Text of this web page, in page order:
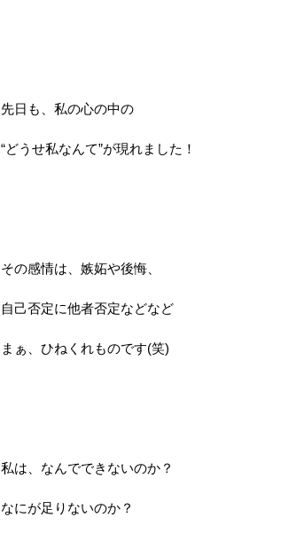
先日も、私の心の中の
“どうせ私なんて”が現れました！
その感情は、嫉妬や後悔、
自己否定に他者否定などなど
まぁ、ひねくれものです(笑)
私は、なんでできないのか？
なにが足りないのか？